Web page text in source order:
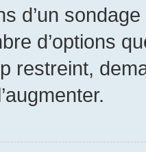
d’un
d’options
restreint,